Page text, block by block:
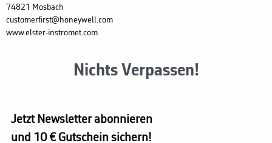
74821 Mosbach
customerfirst@honeywell.com
www.elster-instromet.com
Nichts Verpassen!
Jetzt Newsletter abonnieren
und 10 € Gutschein sichern!